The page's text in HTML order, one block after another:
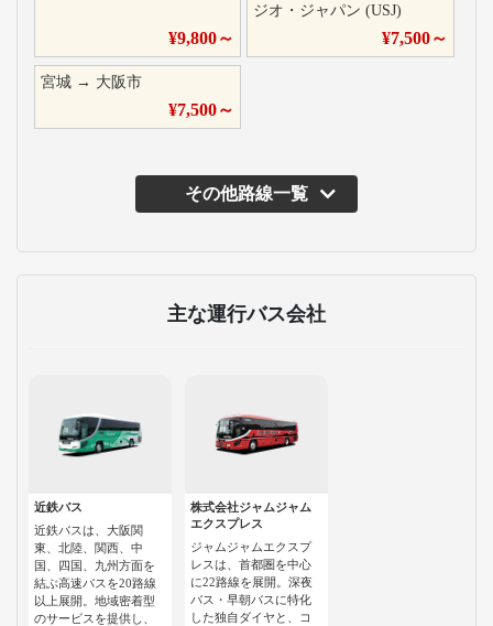
¥9,800～
ジオ・ジャパン (USJ)
¥7,500～
宮城 → 大阪市
¥7,500～
その他路線一覧
主な運行バス会社
近鉄バス
近鉄バスは、大阪関
東、北陸、関西、中
国、四国、九州方面を
結ぶ高速バスを20路線
以上展開。地域密着型
のサービスを提供し、
株式会社ジャムジャム
エクスプレス
ジャムジャムエクスプ
レスは、首都圏を中心
に22路線を展開。深夜
バス・早朝バスに特化
した独自ダイヤと、コ